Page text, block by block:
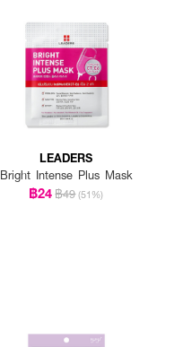
LEADERS
Bright Intense Plus Mask
฿24฿49 (51%)